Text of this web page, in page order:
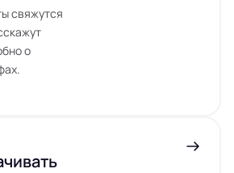
свяжутся
о